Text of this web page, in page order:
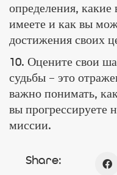
определения,
имеете и как вы
достижения своих
10. Оцените свои
судьбы – это
важно понимать,
вы прогрессируете
миссии.
Share: